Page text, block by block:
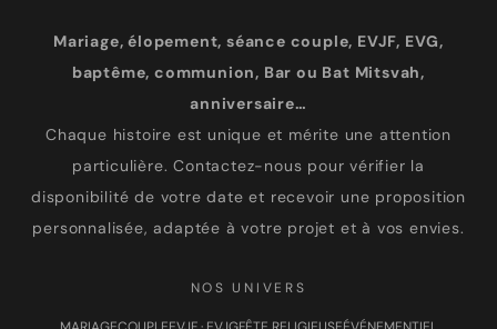
Mariage, élopement, séance couple, EVJF, EVG,
baptême, communion, Bar ou Bat Mitsvah,
anniversaire…
Chaque histoire est unique et mérite une attention
particulière. Contactez-nous pour vérifier la
disponibilité de votre date et recevoir une proposition
personnalisée, adaptée à votre projet et à vos envies.
NOS UNIVERS